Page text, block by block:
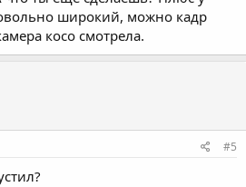
широкий, можно кадр
косо смотрела.
#5